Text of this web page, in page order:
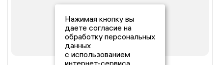
Нажимая кнопку вы
даете согласие на
обработку персональных
данных
с использованием
интернет-сервиса